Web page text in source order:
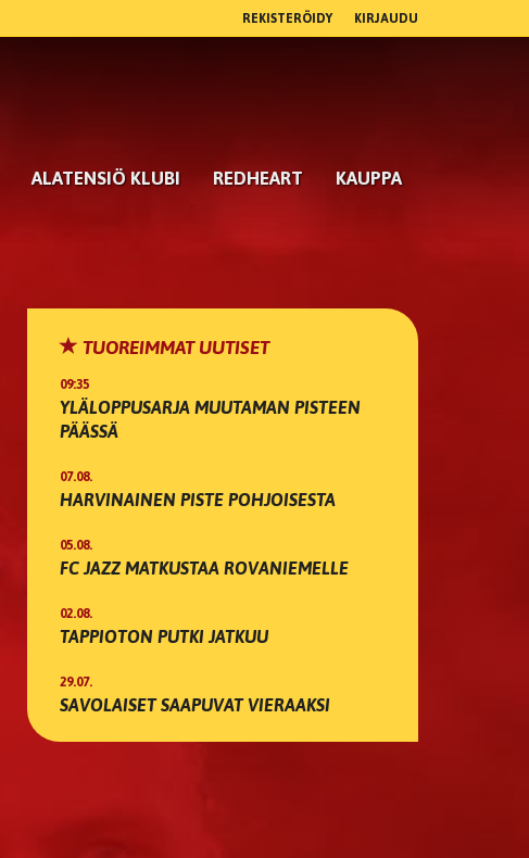
REKISTERÖIDY KIRJAUDU
ALATENSIÖ KLUBI REDHEART KAUPPA
TUOREIMMAT UUTISET
09:35
YLÄLOPPUSARJA MUUTAMAN PISTEEN
PÄÄSSÄ
07.08.
HARVINAINEN PISTE POHJOISESTA
05.08.
FC JAZZ MATKUSTAA ROVANIEMELLE
02.08.
TAPPIOTON PUTKI JATKUU
29.07.
SAVOLAISET SAAPUVAT VIERAAKSI